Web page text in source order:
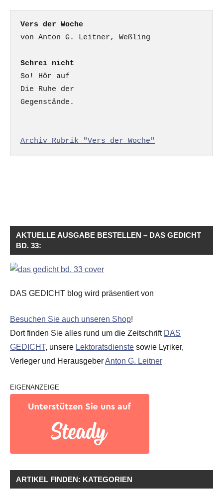
Vers der Woche
Schrei nicht
So! Hör auf
Die Ruhe der
Gegenstände.
Archiv Rubrik "Vers der Woche"
AKTUELLE AUSGABE BESTELLEN – DAS GEDICHT
BD. 33:
DAS GEDICHT blog wird präsentiert von
Besuchen Sie auch unseren Shop!
Dort finden Sie alles rund um die Zeitschrift DAS
GEDICHT, unsere Lektoratsdienste sowie Lyriker,
Verleger und HerausgeberAnton G. Leitner
EIGENANZEIGE
ARTIKEL FINDEN: KATEGORIEN